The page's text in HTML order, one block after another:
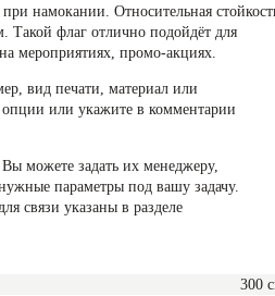
намокании. Относительная
Такой флаг отлично подойдёт для
мероприятиях, промо-акциях.
вид печати, материал или
или укажите в комментарии
можете задать их менеджеру,
параметры под вашу задачу.
связи указаны в разделе
300